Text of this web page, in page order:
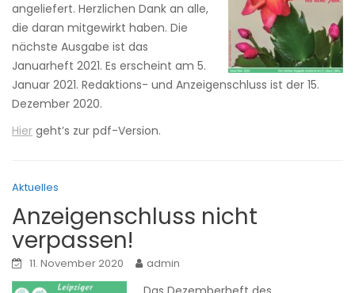
angeliefert. Herzlichen Dank an alle,
die daran mitgewirkt haben. Die
nächste Ausgabe ist das
Januarheft 2021. Es erscheint am 5.
Januar 2021. Redaktions- und Anzeigenschluss ist der 15.
Dezember 2020.
Hier geht’s zur pdf-Version.
Aktuelles
Anzeigenschluss nicht
verpassen!
11. November 2020 admin